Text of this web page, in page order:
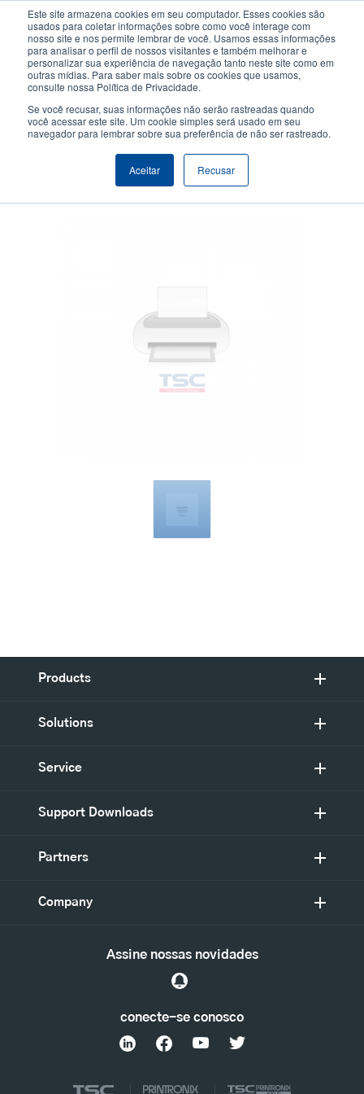
Este site armazena cookies em seu computador. Esses cookies são
usados para coletar informações sobre como você interage com
nosso site e nos permite lembrar de você. Usamos essas informações
para analisar o perfil de nossos visitantes e também melhorar e
personalizar sua experiência de navegação tanto neste site como em
outras mídias. Para saber mais sobre os cookies que usamos,
consulte nossa Política de Privacidade.
Se você recusar, suas informações não serão rastreadas quando
você acessar este site. Um cookie simples será usado em seu
navegador para lembrar sobre sua preferência de não ser rastreado.
Aceitar Recusar
conteúdo
principal
User
account
User
Header
Seletor de Produto Contactar Vendas
Cabeçote de impressão 300
Products
Solutions
Service
Support Downloads
Partners
Company
conecte-se conosco
Assine nossas novidades